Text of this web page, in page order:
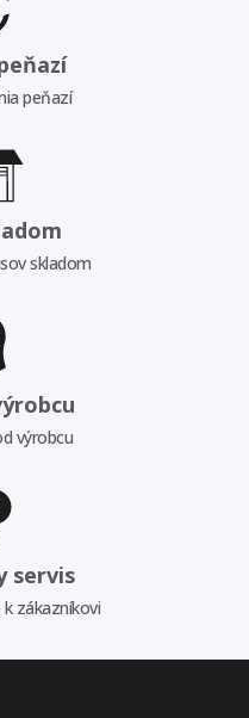
peňazí
skladom
výrobcu
servis
zákazníkovi